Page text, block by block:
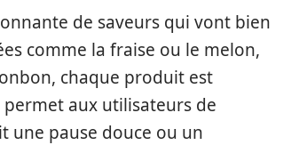
de saveurs qui vont bien
comme la fraise ou le melon,
chaque produit est
aux utilisateurs de
une pause douce ou un